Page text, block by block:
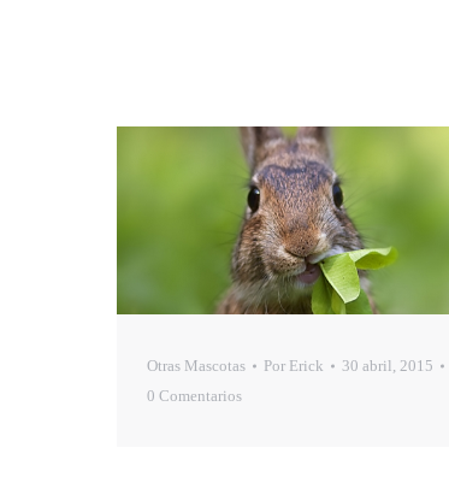
Otras Mascotas Por Erick
30 abril, 2015
0 Comentarios